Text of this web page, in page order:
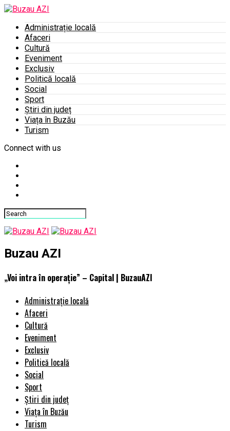
Administrație locală
Afaceri
Cultură
Eveniment
Exclusiv
Politică locală
Social
Sport
Știri din județ
Viața în Buzău
Turism
Connect with us
Buzau AZI
„Voi intra în operaţie” – Capital | BuzauAZI
Administrație locală
Afaceri
Cultură
Eveniment
Exclusiv
Politică locală
Social
Sport
Știri din județ
Viața în Buzău
Turism